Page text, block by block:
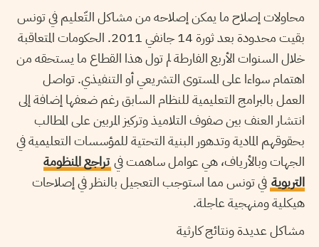
محاولات إصلاح ما يمكن إصلاحه من مشاكل التّعليم في تونس
بقيت محدودة بعد ثورة 14 جانفي 2011. الحكومات المتعاقبة
خلال السنوات الأربع الفارطة لم تول هذا القطاع ما يستحقه من
اهتمام سواءا على المستوى التشريعي أو التنفيذي. تواصل
العمل بالبرامج التعليمية للنظام السابق رغم ضعفها إضافة إلى
انتشار العنف بين صفوف التلاميذ وتركيز المربين على المطالب
بحقوقهم المادية وتدهور البنية التحتية للمؤسسات التعليمية في
الجهات وبالأرياف، هي عوامل ساهمت في تراجع المنظومة
التربوية في تونس مما استوجب التعجيل بالنظر في إصلاحات
هيكلية ومنهجية عاجلة.
مشاكل عديدة ونتائج كارثية